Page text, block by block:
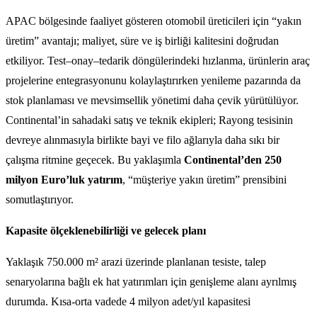
APAC bölgesinde faaliyet gösteren otomobil üreticileri için “yakın
üretim” avantajı; maliyet, süre ve iş birliği kalitesini doğrudan
etkiliyor. Test–onay–tedarik döngülerindeki hızlanma, ürünlerin araç
projelerine entegrasyonunu kolaylaştırırken yenileme pazarında da
stok planlaması ve mevsimsellik yönetimi daha çevik yürütülüyor.
Continental’in sahadaki satış ve teknik ekipleri; Rayong tesisinin
devreye alınmasıyla birlikte bayi ve filo ağlarıyla daha sıkı bir
çalışma ritmine geçecek. Bu yaklaşımla Continental’den 250
milyon Euro’luk yatırım, “müşteriye yakın üretim” prensibini
somutlaştırıyor.
Kapasite ölçeklenebilirliği ve gelecek planı
Yaklaşık 750.000 m² arazi üzerinde planlanan tesiste, talep
senaryolarına bağlı ek hat yatırımları için genişleme alanı ayrılmış
durumda. Kısa-orta vadede 4 milyon adet/yıl kapasitesi